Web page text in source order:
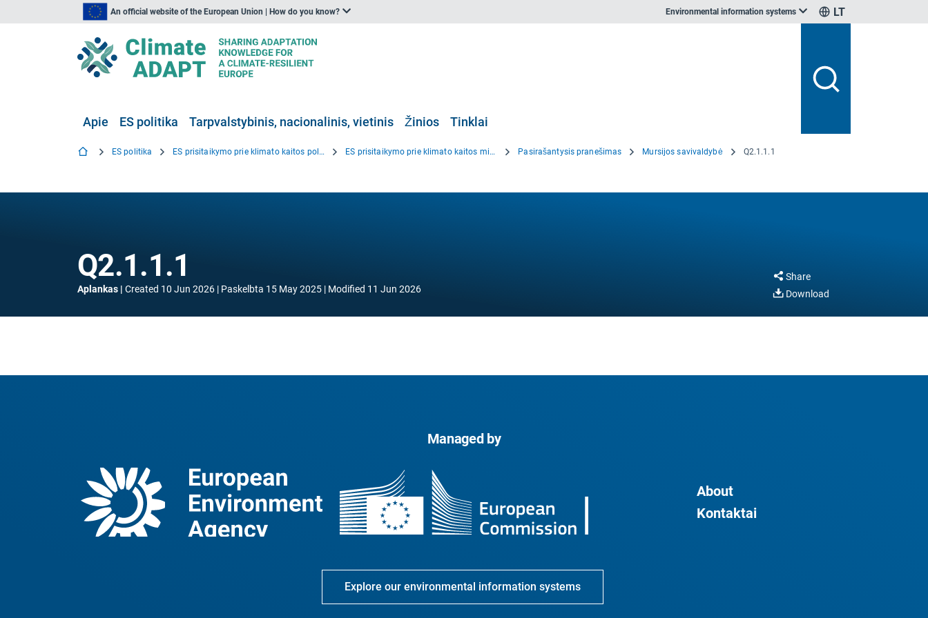
An official website of the European Union | How do you know? Environmental information systems LT
Apie ES politika Tarpvalstybinis, nacionalinis, vietinis Žinios Tinklai
ES politika ES prisitaikymo prie klimato kaitos politika ES prisitaikymo prie klimato kaitos misija Pasirašantysis pranešimas Mursijos savivaldybė Q2.1.1.1
Q2.1.1.1
Aplankas Created 10 Jun 2026 Paskelbta 15 May 2025 Modified 11 Jun 2026
Share
Download
Managed by
About
Kontaktai
Explore our environmental information systems